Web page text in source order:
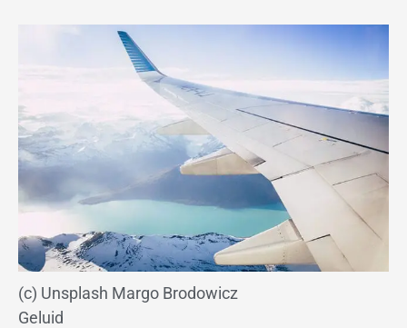
(c) Unsplash Margo Brodowicz
Geluid